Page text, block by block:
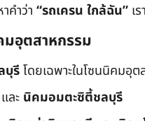
คำว่า “รถเครน ใกล้ฉัน” เ
อุตสาหกรรม
บุรีโดยเฉพาะในโซนนิคมอุ
และ นิคมอมตะซิตี้ชลบุรี